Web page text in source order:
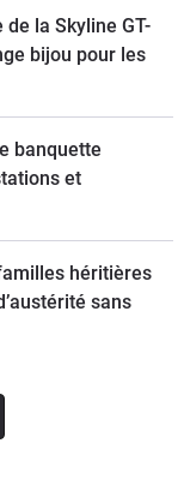
la Skyline GT-
bijou pour les
banquette
et
héritières
sans